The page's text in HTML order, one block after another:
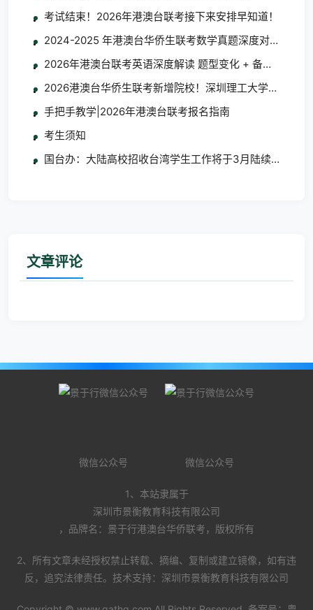
考试结束！2026年港澳台联考接下来安排早知道！
2024-2025 年港澳台华侨生联考数学真题深度对比分析
2026年港澳台联考英语深度解读 题型变化 + 备考指南
2026港澳台华侨生联考新增院校！深圳理工大学/大湾区
手把手教学|2026年港澳台联考报名指南
考生须知
国台办：大陆高校招收台湾学生工作将于3月陆续启动
文章评论
微信公众号 微信公众号
1、本站隶属于
深圳市景衡教育科技有限公司
，品牌名：景于行港澳台华侨联考，版权所有
2、所有文章未经授权禁止转载、摘编、复制或建立镜像，如有违
反，追究法律责任。技术支持：深圳市景衡教育科技有限公司